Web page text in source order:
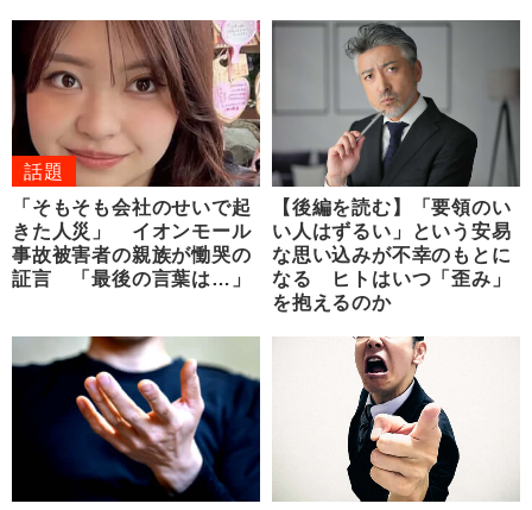
話題
「そもそも会社のせいで起
きた人災」 イオンモール
事故被害者の親族が慟哭の
証言 「最後の言葉は…」
【後編を読む】「要領のい
い人はずるい」という安易
な思い込みが不幸のもとに
なる ヒトはいつ「歪み」
を抱えるのか